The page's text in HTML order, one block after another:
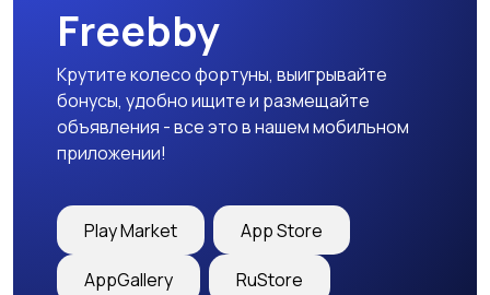
Образование и наука
закупки
Freebby
Крутите колесо фортуны, выигрывайте
бонусы, удобно ищите и размещайте
объявления - все это в нашем мобильном
приложении!
Play Market App Store
AppGallery RuStore